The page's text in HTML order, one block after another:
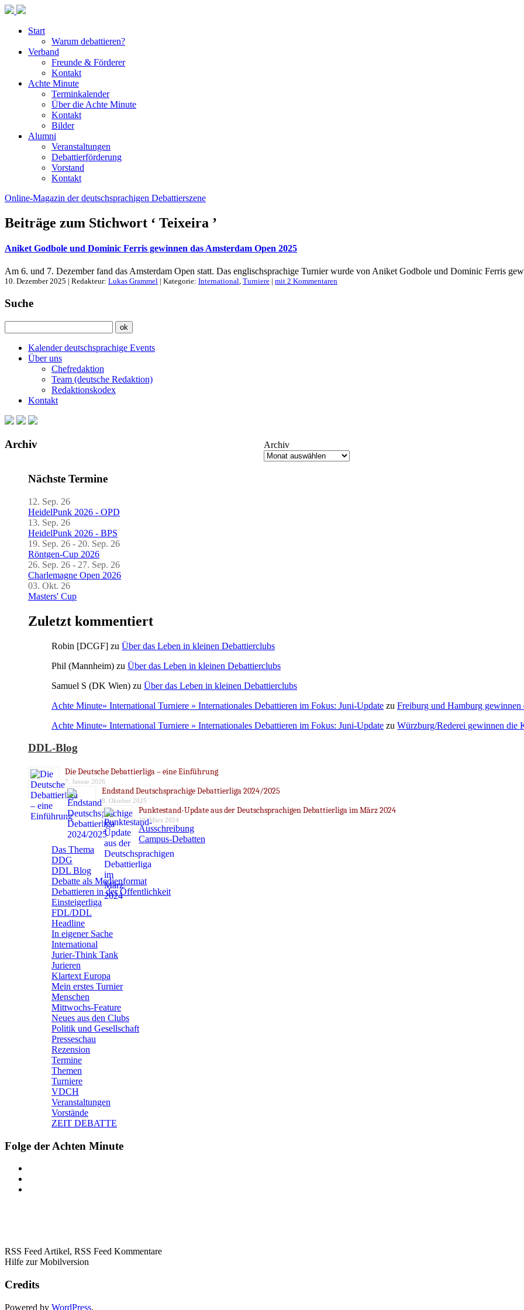
Start
Warum debattieren?
Verband
Freunde & Förderer
Kontakt
Achte Minute
Terminkalender
Über die Achte Minute
Kontakt
Bilder
Alumni
Veranstaltungen
Debattierförderung
Vorstand
Kontakt
Online-Magazin der deutschsprachigen Debattierszene
Beiträge zum Stichwort ‘ Teixeira ’
Aniket Godbole und Dominic Ferris gewinnen das Amsterdam Open 2025
Am 6. und 7. Dezember fand das Amsterdam Open statt. Das englischsprachige Turnier wurde von Aniket Godbole und Dominic Ferris
10. Dezember 2025 | Redakteur: Lukas Grammel | Kategorie: International, Turniere | mit 2 Kommentaren
Suche
Kalender deutschsprachige Events
Über uns
Chefredaktion
Team (deutsche Redaktion)
Redaktionskodex
Kontakt
Archiv Archiv
Nächste Termine
12. Sep. 26
HeidelPunk 2026 - OPD
13. Sep. 26
HeidelPunk 2026 - BPS
19. Sep. 26 - 20. Sep. 26
Röntgen-Cup 2026
26. Sep. 26 - 27. Sep. 26
Charlemagne Open 2026
03. Okt. 26
Masters' Cup
Zuletzt kommentiert
Robin [DCGF] zu Über das Leben in kleinen Debattierclubs
Phil (Mannheim) zu Über das Leben in kleinen Debattierclubs
Samuel S (DK Wien) zu Über das Leben in kleinen Debattierclubs
Achte Minute» International Turniere » Internationales Debattieren im Fokus: Juni-Update zu Freiburg und Hamburg gewinnen
Achte Minute» International Turniere » Internationales Debattieren im Fokus: Juni-Update zu Würzburg/Rederei gewinnen die
DDL-Blog
Die Deutsche Debattierliga – eine Einführung
7. Januar 2026
Endstand Deutschsprachige Debattierliga 2024/2025
8. Oktober 2025
Punktestand-Update aus der Deutschsprachigen Debattierliga im März 2024
20. März 2024
Ausschreibung
Campus-Debatten
Das Thema
DDG
DDL Blog
Debatte als Medienformat
Debattieren in der Öffentlichkeit
Einsteigerliga
FDL/DDL
Headline
In eigener Sache
International
Jurier-Think Tank
Jurieren
Klartext Europa
Mein erstes Turnier
Menschen
Mittwochs-Feature
Neues aus den Clubs
Politik und Gesellschaft
Presseschau
Rezension
Termine
Themen
Turniere
VDCH
Veranstaltungen
Vorstände
ZEIT DEBATTE
Folge der Achten Minute
RSS Feed Artikel, RSS Feed Kommentare
Hilfe zur Mobilversion
Credits
Powered by WordPress.